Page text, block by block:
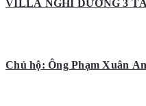
VILLA NGHỈ DƯỠNG 3
Chủ hộ: Ông Phạm Xuân